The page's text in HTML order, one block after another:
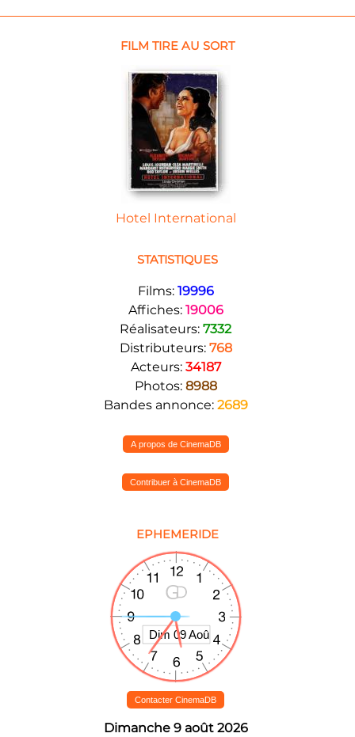
FILM TIRE AU SORT
Hotel International
STATISTIQUES
Films: 19996
Affiches: 19006
Réalisateurs: 7332
Distributeurs: 768
Acteurs: 34187
Photos: 8988
Bandes annonce: 2689
A propos de CinemaDB
Contribuer à CinemaDB
EPHEMERIDE
Contacter CinemaDB
Dimanche 9 août 2026